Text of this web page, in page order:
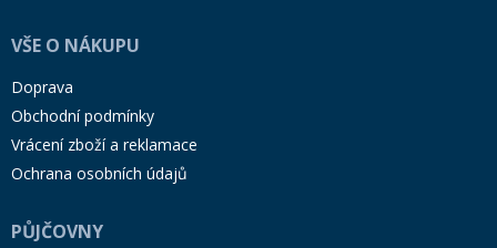
VŠE O NÁKUPU
Doprava
Obchodní podmínky
Vrácení zboží a reklamace
Ochrana osobních údajů
PŮJČOVNY